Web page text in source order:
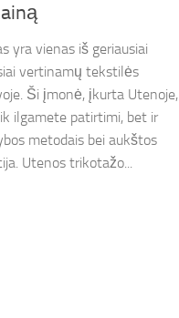
yra vienas iš geriausiai
vertinamų tekstilės
Ši įmonė, įkurta Utenoje,
ilgamete patirtimi, bet ir
metodais bei aukštos
Utenos trikotažo...